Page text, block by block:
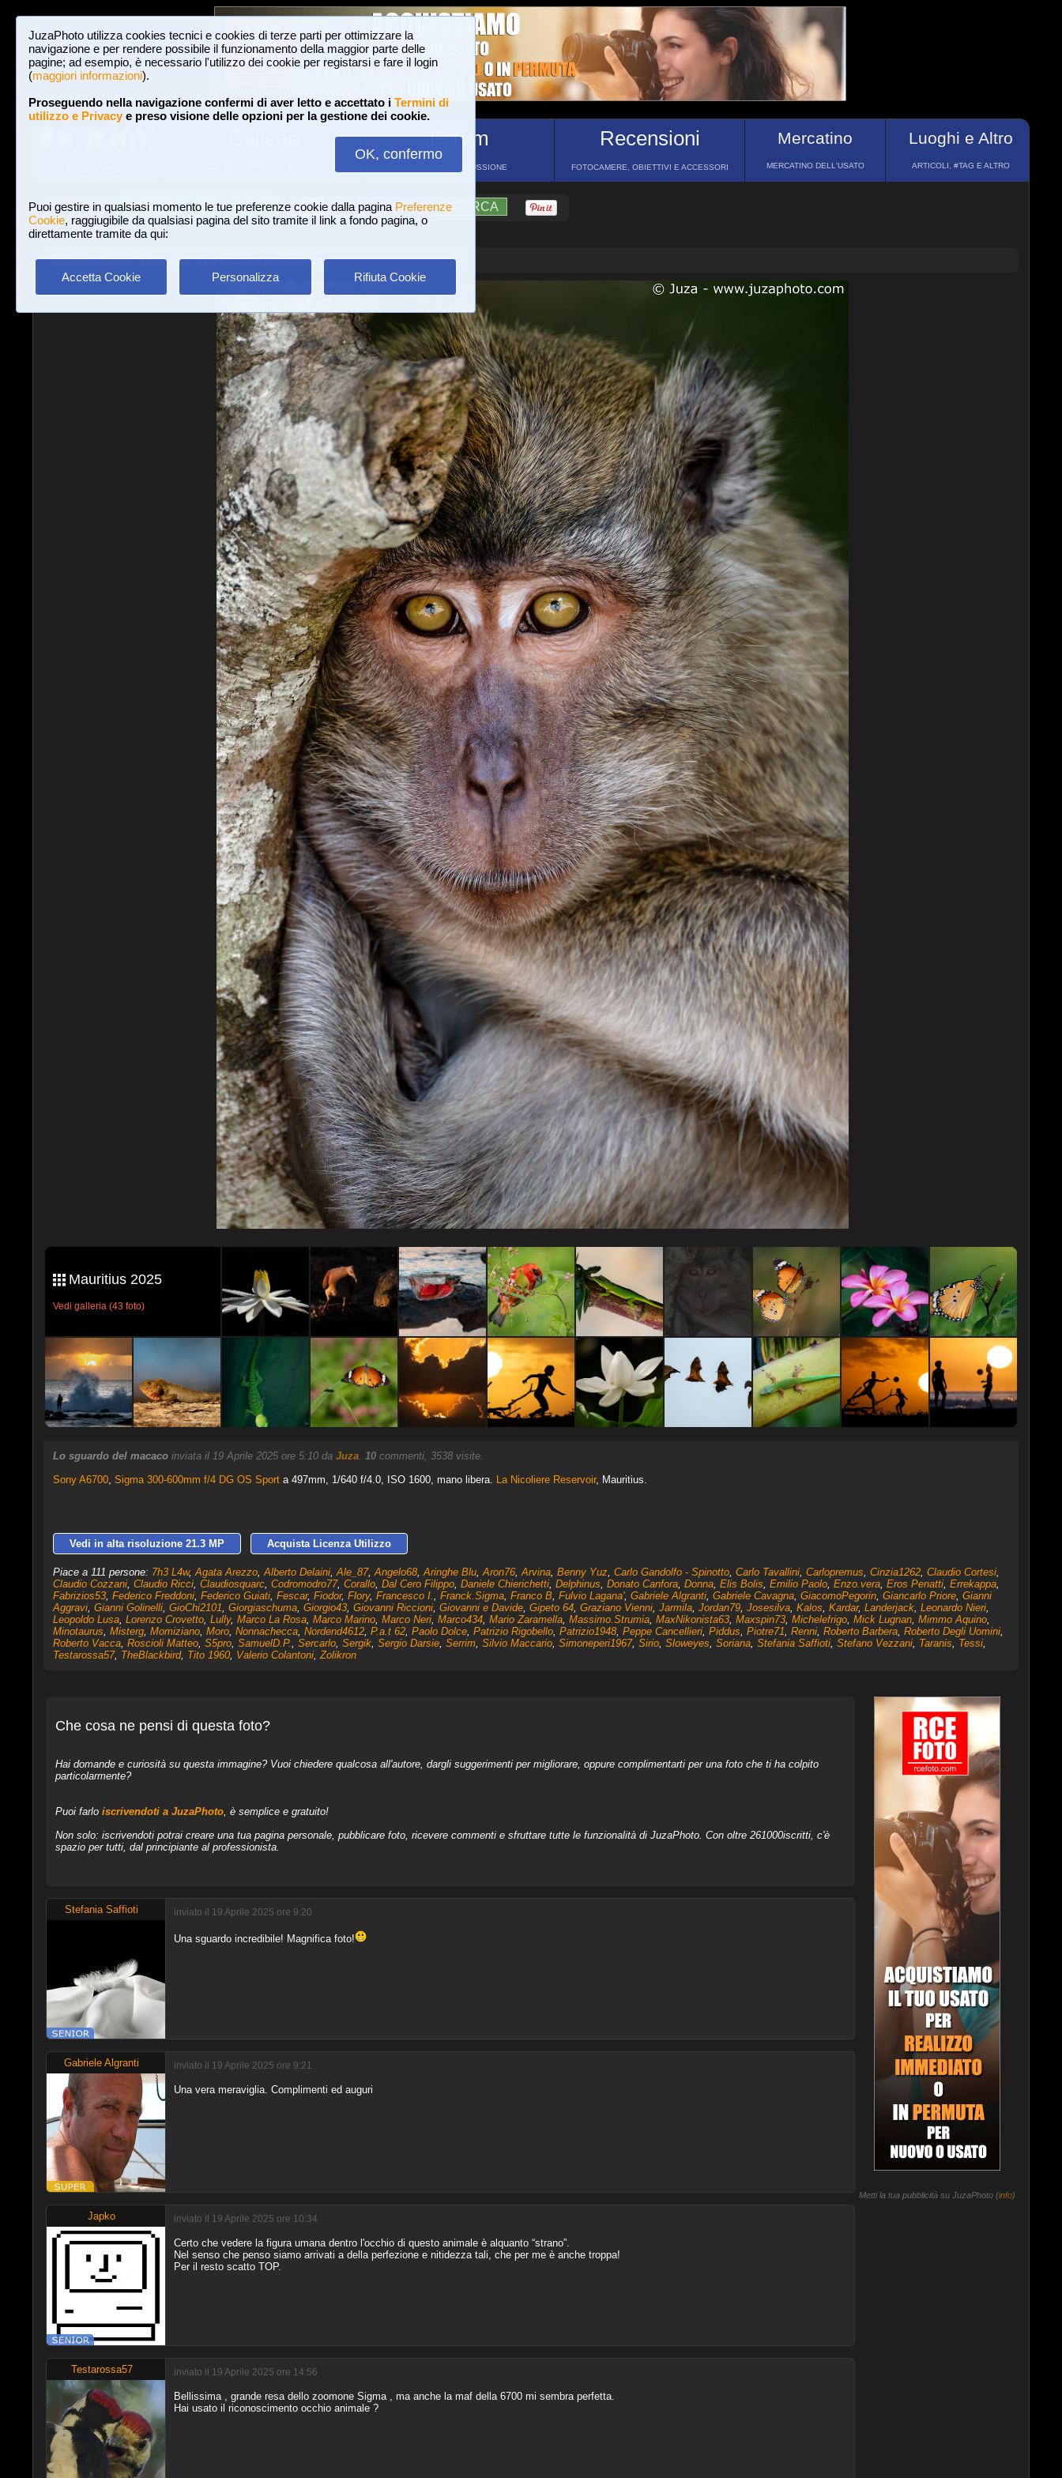
JuzaPhoto utilizza cookies tecnici e cookies di terze parti per ottimizzare la
navigazione e per rendere possibile il funzionamento della maggior parte delle
pagine; ad esempio, è necessario l'utilizzo dei cookie per registarsi e fare il login
(maggiori informazioni).
Proseguendo nella navigazione confermi di aver letto e accettato i Termini di
utilizzo e Privacye preso visione delle opzioni per la gestione dei cookie.
OK, confermo
Puoi gestire in qualsiasi momento le tue preferenze cookie dalla pagina Preferenze
Cookie, raggiugibile da qualsiasi pagina del sito tramite il link a fondo pagina, o
direttamente tramite da qui:
Accetta Cookie Personalizza Rifiuta Cookie
Forum
FORUM DI DISCUSSIONE
Recensioni
FOTOCAMERE, OBIETTIVI E ACCESSORI
Mercatino
MERCATINO DELL'USATO
Luoghi e Altro
ARTICOLI, #TAG E ALTRO
Login Iscriviti a JuzaPhoto! A A ?AIUTO RICERCA
Gallerie»Fauna (no uccelli)» Lo sguardo del macaco
Mauritius 2025
Vedi galleria (43 foto)
Lo sguardo del macaco inviata il 19 Aprile 2025 ore 5:10 da Juza. 10commenti, 3538 visite.
Sony A6700, Sigma 300-600mm f/4 DG OS Sporta 497mm, 1/640 f/4.0, ISO 1600, mano libera. La Nicoliere Reservoir, Mauritius.
Vedi in alta risoluzione 21.3 MP Acquista Licenza Utilizzo
Piace a 111 persone: 7h3 L4w,Agata Arezzo,Alberto Delaini,Ale_87,Angelo68,Aringhe Blu,Aron76,Arvina, Benny Yuz, Carlo Gandolfo - Spinotto, Carlo Tavallini, Carlopremus, Cinzia1262, Claudio Cortesi,
Claudio Cozzani, Claudio Ricci, Claudiosquarc, Codromodro77, Corallo, Dal Cero Filippo, Daniele Chierichetti, Delphinus, Donato Canfora, Donna, Elis Bolis, Emilio Paolo, Enzo.vera, Eros Penatti, Errekappa,
Fabrizios53, Federico Freddoni, Federico Guiati, Fescar, Fiodor, Flory, Francesco I., Franck.Sigma, Franco B, Fulvio Lagana', Gabriele Algranti, Gabriele Cavagna, GiacomoPegorin, Giancarlo Priore, Gianni
Aggravi, Gianni Golinelli, GioChi2101, Giorgiaschuma, Giorgio43, Giovanni Riccioni, Giovanni e Davide, Gipeto 64, Graziano Vienni, Jarmila, Jordan79, Josesilva, Kalos, Kardar, Landerjack, Leonardo Nieri,
Leopoldo Lusa, Lorenzo Crovetto, Lully, Marco La Rosa, Marco Marino, Marco Neri, Marco434, Mario Zaramella, Massimo.Strumia, MaxNikonista63, Maxspin73, Michelefrigo, Mick Lugnan, Mimmo Aquino,
Minotaurus, Misterg, Momiziano, Moro, Nonnachecca, Nordend4612, P.a.t 62, Paolo Dolce, Patrizio Rigobello, Patrizio1948, Peppe Cancellieri, Piddus, Piotre71, Renni, Roberto Barbera, Roberto Degli Uomini,
Roberto Vacca, Roscioli Matteo, S5pro, SamuelD.P., Sercarlo, Sergik, Sergio Darsie, Serrim, Silvio Maccario, Simoneperi1967, Sirio, Sloweyes, Soriana, Stefania Saffioti, Stefano Vezzani, Taranis, Tessi,
Testarossa57, TheBlackbird, Tito 1960, Valerio Colantoni,Zolikron
Che cosa ne pensi di questa foto?
Hai domande e curiosità su questa immagine? Vuoi chiedere qualcosa all'autore, dargli suggerimenti per migliorare, oppure complimentarti per una foto che ti ha colpito
particolarmente?
Puoi farlo iscrivendoti a JuzaPhoto, è semplice e gratuito!
Non solo: iscrivendoti potrai creare una tua pagina personale, pubblicare foto, ricevere commenti e sfruttare tutte le funzionalità di JuzaPhoto. Con oltre 261000iscritti, c'è
spazio per tutti, dal principiante al professionista.
Stefania Saffioti inviato il 19 Aprile 2025 ore 9:20
Una sguardo incredibile! Magnifica foto!
Gabriele Algranti inviato il 19 Aprile 2025 ore 9:21
Una vera meraviglia. Complimenti ed auguri
Japko inviato il 19 Aprile 2025 ore 10:34
Certo che vedere la figura umana dentro l'occhio di questo animale è alquanto “strano”.
Nel senso che penso siamo arrivati a della perfezione e nitidezza tali, che per me è anche troppa!
Per il resto scatto TOP.
Testarossa57 inviato il 19 Aprile 2025 ore 14:56
Bellissima , grande resa dello zoomone Sigma , ma anche la maf della 6700 mi sembra perfetta.
Hai usato il riconoscimento occhio animale ?
Metti la tua pubblicità su JuzaPhoto (info)